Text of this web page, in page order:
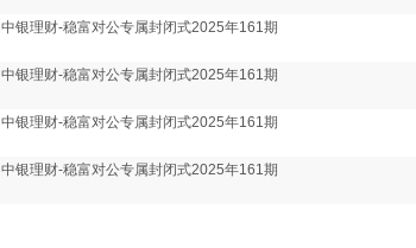
中银理财-稳富对公专属封闭式2025年161期
中银理财-稳富对公专属封闭式2025年161期
中银理财-稳富对公专属封闭式2025年161期
中银理财-稳富对公专属封闭式2025年161期